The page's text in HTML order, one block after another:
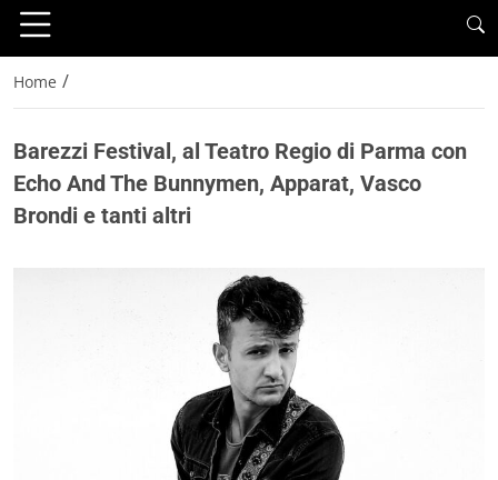
Home /
Barezzi Festival, al Teatro Regio di Parma con
Echo And The Bunnymen, Apparat, Vasco
Brondi e tanti altri